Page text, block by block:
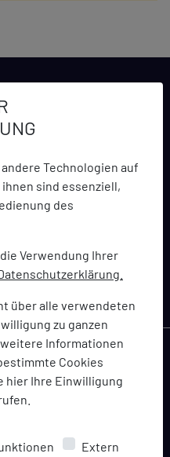
Technologien auf
sind essenziell,
des
Verwendung Ihrer
über alle verwendeten
zu ganzen
Informationen
Cookies
hier Ihre Einwilligung
Extern
über Angebote,